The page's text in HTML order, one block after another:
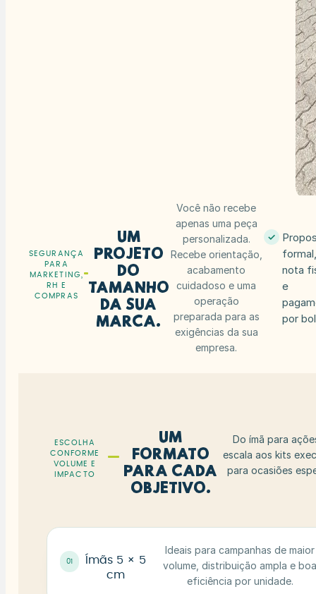
SEGURANÇA
PARA
MARKETING,
RH E
COMPRAS
Um
projeto
do
tamanho
da sua
marca.
Você não recebe
apenas uma peça
personalizada.
Recebe orientação,
acabamento
cuidadoso e uma
operação
preparada para as
exigências da sua
empresa.
✓
formal,
nota
e
por
ESCOLHA
CONFORME
VOLUME E
IMPACTO
Um
formato
para cada
objetivo.
Do ímã para
escala aos kits
para ocasiões
01
Ímãs 5 × 5
cm
Ideais para campanhas de maior
volume, distribuição ampla e
eficiência por unidade.